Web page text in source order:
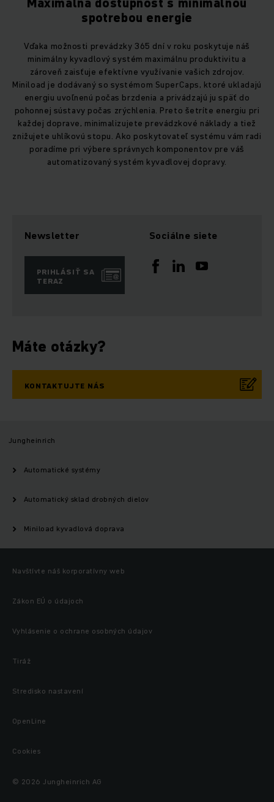
spotrebou energie
Vďaka možnosti prevádzky 365 dní v roku poskytuje náš
minimálny kyvadlový systém maximálnu produktivitu a
zároveň zaisťuje efektívne využívanie vašich zdrojov.
Miniload je dodávaný so systémom SuperCaps, ktoré ukladajú
energiu uvoľnenú počas brzdenia a privádzajú ju späť do
pohonnej sústavy počas zrýchlenia. Preto šetríte energiu pri
každej doprave, minimalizujete prevádzkové náklady a tiež
znižujete uhlíkovú stopu. Ako poskytovateľ systému vám radi
poradíme pri výbere správnych komponentov pre váš
automatizovaný systém kyvadlovej dopravy.
Newsletter
PRIHLÁSIŤ SA
TERAZ
Sociálne siete
Máte otázky?
KONTAKTUJTE NÁS
Jungheinrich
Automatické systémy
Automatický sklad drobných dielov
Miniload kyvadlová doprava
Navštívte náš korporatívny web
Zákon EÚ o údajoch
Vyhlásenie o ochrane osobných údajov
Tiráž
Stredisko nastavení
OpenLine
Cookies
© 2026 Jungheinrich AG